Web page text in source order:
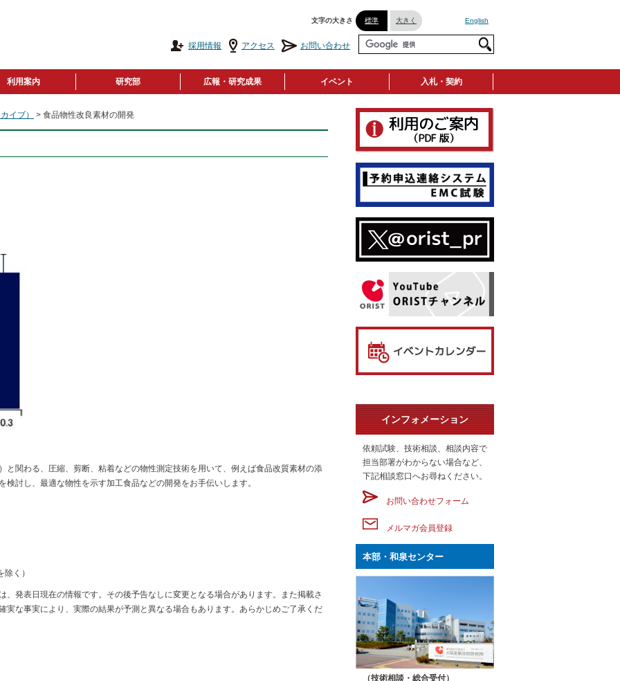
標準 大きく English
文字の大きさ
採用情報 アクセス お問い合わせ
利用案内 研究部 広報・研究成果 イベント 入札・契約
イブ） > 食品物性改良素材の開発
と関わる、圧縮、剪断、粘着などの物性測定技術を用いて、例えば食品改質素材の添
討し、最適な物性を示す加工食品などの開発をお手伝いします。
く）
、発表日現在の情報です。その後予告なしに変更となる場合があります。また掲載さ
実な事実により、実際の結果が予測と異なる場合もあります。あらかじめご了承くだ
インフォメーション
依頼試験、技術相談、相談内容で
担当部署がわからない場合など、
下記相談窓口へお尋ねください。
お問い合わせフォーム
メルマガ会員登録
本部・和泉センター
（技術相談・総合受付）